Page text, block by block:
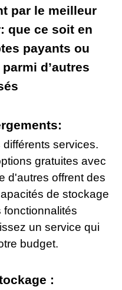
par le meilleur
que ce soit en
payants ou
d’autres
services.
gratuites avec
d'autres offrent des
de stockage
fonctionnalités
un service qui
budget.
: